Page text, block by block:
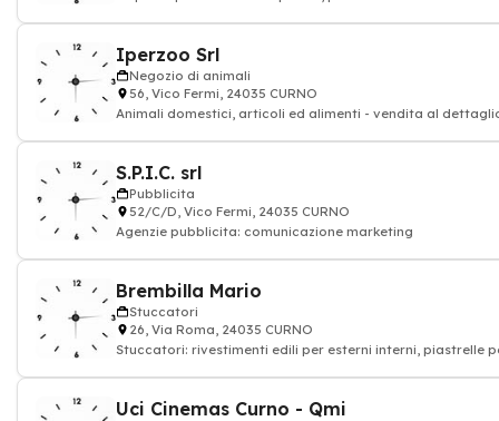
Iperzoo Srl
Negozio di animali
56, Vico Fermi, 24035 CURNO
Animali domestici, articoli ed alimenti - vendita al
S.P.I.C. srl
Pubblicita
52/C/D, Vico Fermi, 24035 CURNO
Agenzie pubblicita: comunicazione marketing
Brembilla Mario
Stuccatori
26, Via Roma, 24035 CURNO
Stuccatori: rivestimenti edili per esterni interni, piastrelle
Uci Cinemas Curno - Qmi